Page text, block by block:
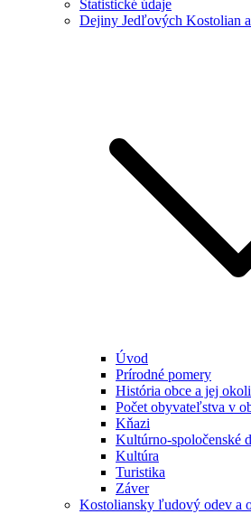
Štatistické údaje
Dejiny Jedľových Kostolian
Úvod
Prírodné pomery
História obce a jej
Počet obyvateľstva v
Kňazi
Kultúrno-spoločenské
Kultúra
Turistika
Záver
Kostoliansky ľudový odev a